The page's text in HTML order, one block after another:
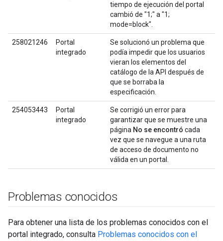
tiempo de ejecución del portal
cambió de "1;" a "1;
mode=block".
258021246
Portal
integrado
Se solucionó un problema que
podía impedir que los usuarios
vieran los elementos del
catálogo de la API después de
que se borraba la
especificación.
254053443
Portal
integrado
Se corrigió un error para
garantizar que se muestre una
página No se encontró cada
vez que se navegue a una ruta
de acceso de documento no
válida en un portal.
Problemas conocidos
Para obtener una lista de los problemas conocidos con el
portal integrado, consulta Problemas conocidos con el